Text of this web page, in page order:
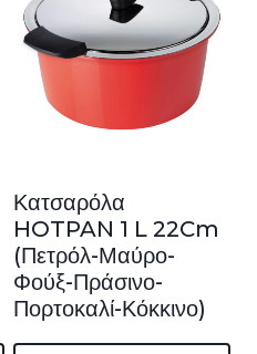
Κατσαρόλα
HOTPAN 1 L 22Cm
(Πετρόλ-Μαύρο-
Φούξ-Πράσινο-
Πορτοκαλί-Κόκκινο)